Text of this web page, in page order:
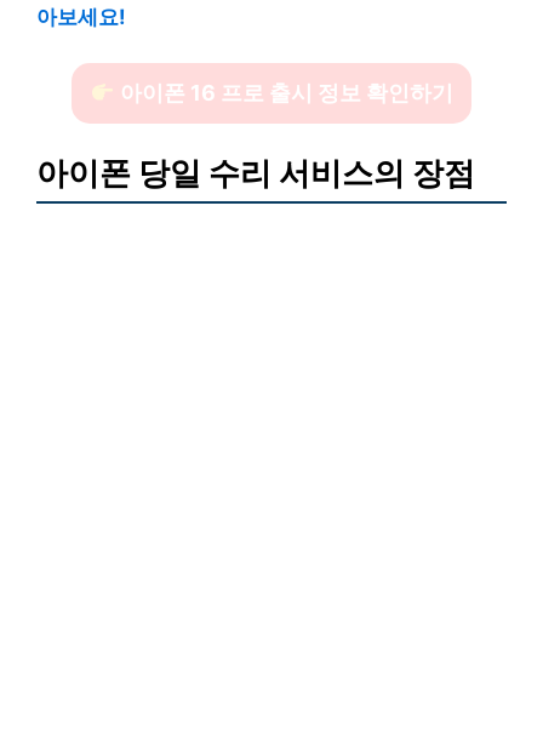
아보세요!
아이폰 16 프로 출시 정보 확인하기
아이폰 당일 수리 서비스의 장점